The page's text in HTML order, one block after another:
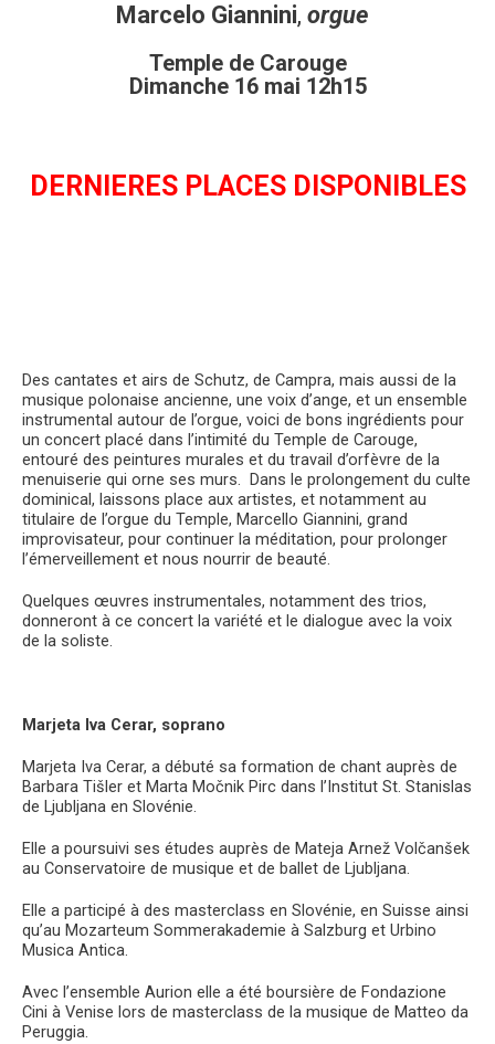
Marcelo Giannini, orgue
Temple de Carouge
Dimanche 16 mai 12h15
DERNIERES PLACES DISPONIBLES
Des cantates et airs de Schutz, de Campra, mais aussi de la
musique polonaise ancienne, une voix d’ange, et un ensemble
instrumental autour de l’orgue, voici de bons ingrédients pour
un concert placé dans l’intimité du Temple de Carouge,
entouré des peintures murales et du travail d’orfèvre de la
menuiserie qui orne ses murs. Dans le prolongement du culte
dominical, laissons place aux artistes, et notamment au
titulaire de l’orgue du Temple, Marcello Giannini, grand
improvisateur, pour continuer la méditation, pour prolonger
l’émerveillement et nous nourrir de beauté.
Quelques œuvres instrumentales, notamment des trios,
donneront à ce concert la variété et le dialogue avec la voix
de la soliste.
Marjeta Iva Cerar, soprano
Marjeta Iva Cerar, a débuté sa formation de chant auprès de
Barbara Tišler et Marta Močnik Pirc dans l’Institut St. Stanislas
de Ljubljana en Slovénie.
Elle a poursuivi ses études auprès de Mateja Arnež Volčanšek
au Conservatoire de musique et de ballet de Ljubljana.
Elle a participé à des masterclass en Slovénie, en Suisse ainsi
qu’au Mozarteum Sommerakademie à Salzburg et Urbino
Musica Antica.
Avec l’ensemble Aurion elle a été boursière de Fondazione
Cini à Venise lors de masterclass de la musique de Matteo da
Peruggia.